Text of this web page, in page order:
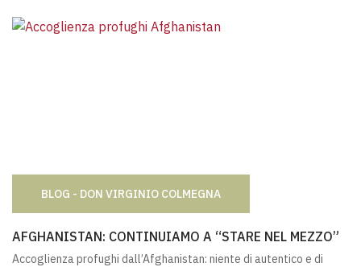
BLOG - DON VIRGINIO COLMEGNA
AFGHANISTAN: CONTINUIAMO A “STARE NEL MEZZO”
Accoglienza profughi dall’Afghanistan: niente di autentico e di